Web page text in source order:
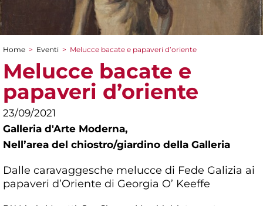
Tu sei qui
Home > Eventi > Melucce bacate e papaveri d’oriente
Melucce bacate e
papaveri d’oriente
23/09/2021
Galleria d'Arte Moderna,
Nellʼarea del chiostro/giardino della Galleria
Dalle caravaggesche melucce di Fede Galizia ai
papaveri d’Oriente di Georgia O’ Keeffe